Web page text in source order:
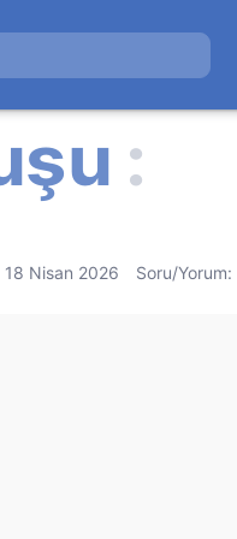
18 Nisan 2026 Soru/Yorum: